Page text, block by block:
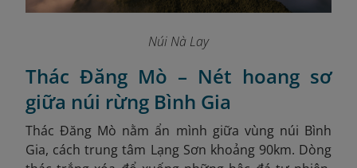
Núi Nà Lay
Thác Đăng Mò – Nét hoang sơ
giữa núi rừng Bình Gia
Thác Đăng Mò nằm ẩn mình giữa vùng núi Bình
Gia, cách trung tâm Lạng Sơn khoảng 90km. Dòng